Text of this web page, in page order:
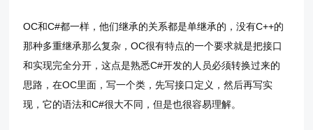
OC和C#都一样，他们继承的关系都是单继承的，没有C++的
那种多重继承那么复杂，OC很有特点的一个要求就是把接口
和实现完全分开，这点是熟悉C#开发的人员必须转换过来的
思路，在OC里面，写一个类，先写接口定义，然后再写实
现，它的语法和C#很大不同，但是也很容易理解。